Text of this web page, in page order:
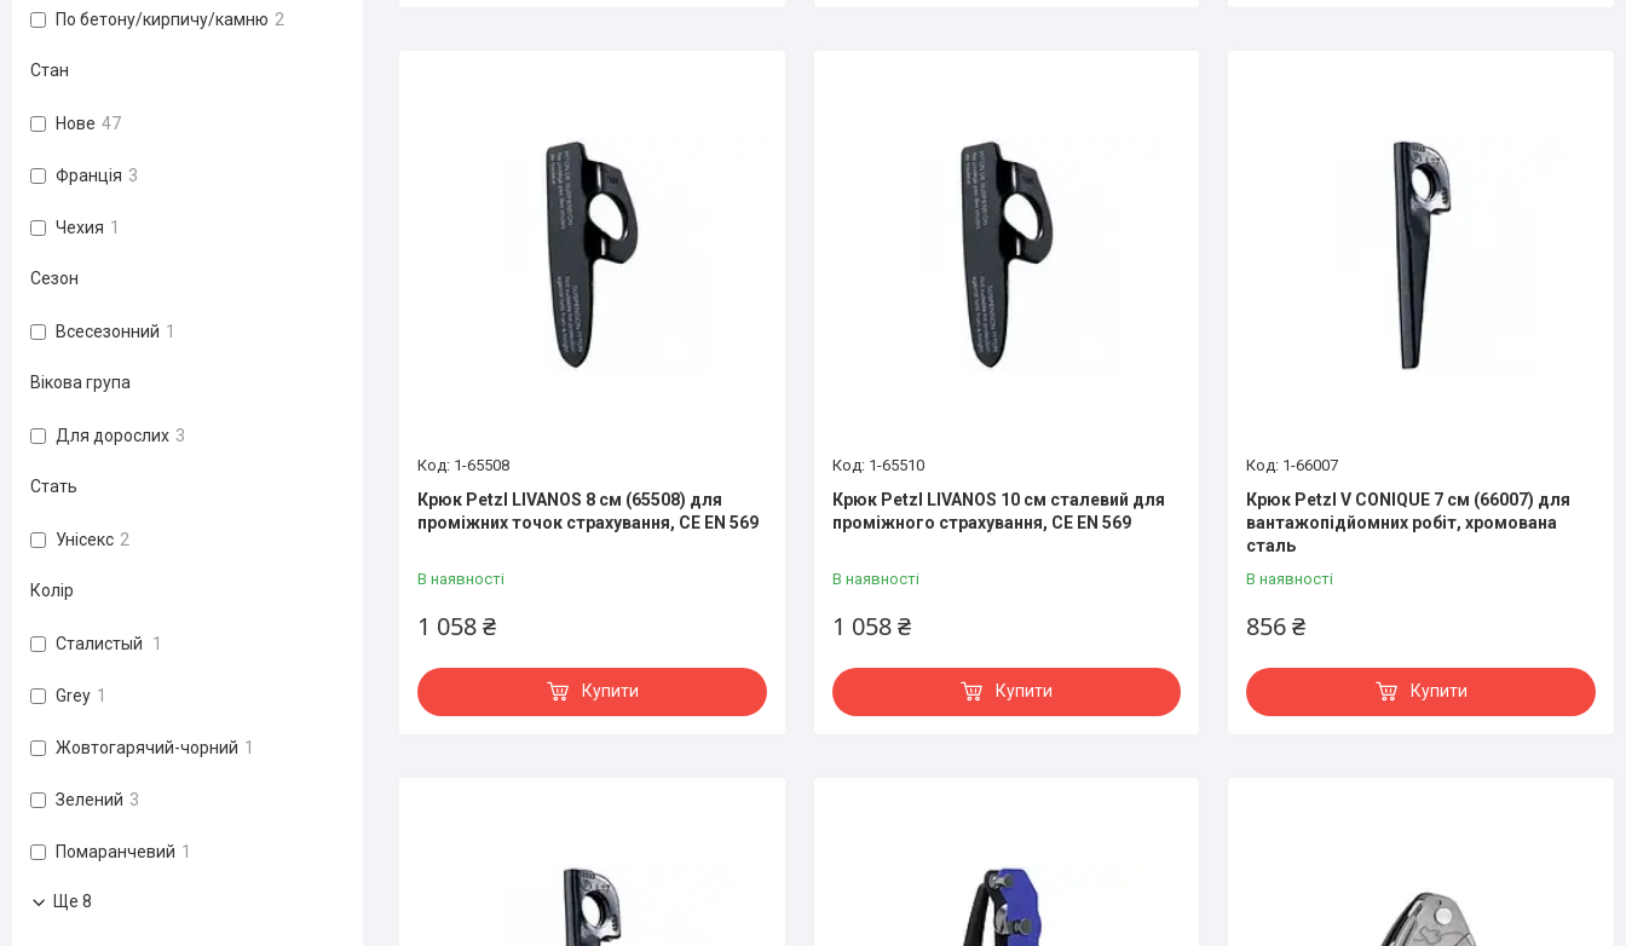
1-65508
Крюк Petzl LIVANOS 8 см (65508) для
проміжних точок страхування, CE EN 569
В наявності
1 058 ₴
Купити
1-65510
Крюк Petzl LIVANOS 10 см сталевий для
проміжного страхування, CE EN 569
В наявності
1 058 ₴
Купити
1-66007
Крюк Petzl V CONIQUE 7 см (66007) для
вантажопідйомних робіт, хромована
сталь
В наявності
856 ₴
Купити
По бетону/кирпичу/камню 2
Стан
Нове 47
Франція 3
Чехия 1
Сезон
Всесезонний 1
Вікова група
Для дорослих 3
Стать
Унісекс 2
Колір
Сталистый 1
Grey 1
Жовтогарячий-чорний 1
Зелений 3
Помаранчевий 1
Ще 8